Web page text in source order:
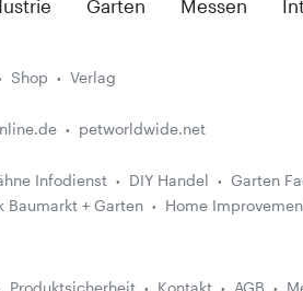
Garten Messen
Shop Verlag
petworldwide.net
Infodienst DIY Handel Garten
Baumarkt + Garten Home
Produktsicherheit Kontakt AGB